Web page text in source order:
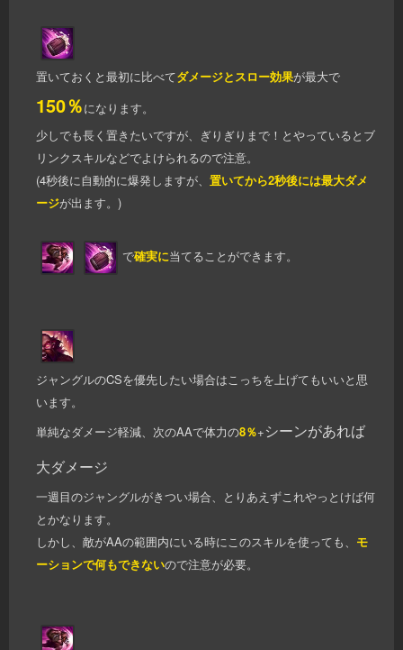
置いておくと最初に比べてダメージとスロー効果が最大で
150％になります。
少しでも長く置きたいですが、ぎりぎりまで！とやっているとブ
リンクスキルなどでよけられるので注意。
(4秒後に自動的に爆発しますが、 置いてから2秒後には最大ダメ
ージが出ます。)
で確実に当てることができます。
ジャングルのCSを優先したい場合はこっちを上げてもいいと思
います。
単純なダメージ軽減、次のAAで体力の8％+シーンがあれば
大ダメージ
一週目のジャングルがきつい場合、とりあえずこれやっとけば何
とかなります。
しかし、敵がAAの範囲内にいる時にこのスキルを使っても、 モ
ーションで何もできないので注意が必要。